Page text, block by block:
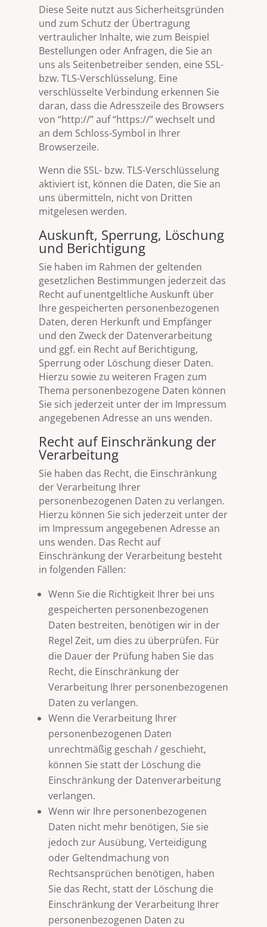
Diese Seite nutzt aus Sicherheitsgründen
und zum Schutz der Übertragung
vertraulicher Inhalte, wie zum Beispiel
Bestellungen oder Anfragen, die Sie an
uns als Seitenbetreiber senden, eine SSL-
bzw. TLS-Verschlüsselung. Eine
verschlüsselte Verbindung erkennen Sie
daran, dass die Adresszeile des Browsers
von “http://” auf “https://” wechselt und
an dem Schloss-Symbol in Ihrer
Browserzeile.
Wenn die SSL- bzw. TLS-Verschlüsselung
aktiviert ist, können die Daten, die Sie an
uns übermitteln, nicht von Dritten
mitgelesen werden.
Auskunft, Sperrung, Löschung
und Berichtigung
Sie haben im Rahmen der geltenden
gesetzlichen Bestimmungen jederzeit das
Recht auf unentgeltliche Auskunft über
Ihre gespeicherten personenbezogenen
Daten, deren Herkunft und Empfänger
und den Zweck der Datenverarbeitung
und ggf. ein Recht auf Berichtigung,
Sperrung oder Löschung dieser Daten.
Hierzu sowie zu weiteren Fragen zum
Thema personenbezogene Daten können
Sie sich jederzeit unter der im Impressum
angegebenen Adresse an uns wenden.
Recht auf Einschränkung der
Verarbeitung
Sie haben das Recht, die Einschränkung
der Verarbeitung Ihrer
personenbezogenen Daten zu verlangen.
Hierzu können Sie sich jederzeit unter der
im Impressum angegebenen Adresse an
uns wenden. Das Recht auf
Einschränkung der Verarbeitung besteht
in folgenden Fällen:
Wenn Sie die Richtigkeit Ihrer bei uns
gespeicherten personenbezogenen
Daten bestreiten, benötigen wir in der
Regel Zeit, um dies zu überprüfen. Für
die Dauer der Prüfung haben Sie das
Recht, die Einschränkung der
Verarbeitung Ihrer personenbezogenen
Daten zu verlangen.
Wenn die Verarbeitung Ihrer
personenbezogenen Daten
unrechtmäßig geschah / geschieht,
können Sie statt der Löschung die
Einschränkung der Datenverarbeitung
verlangen.
Wenn wir Ihre personenbezogenen
Daten nicht mehr benötigen, Sie sie
jedoch zur Ausübung, Verteidigung
oder Geltendmachung von
Rechtsansprüchen benötigen, haben
Sie das Recht, statt der Löschung die
Einschränkung der Verarbeitung Ihrer
personenbezogenen Daten zu